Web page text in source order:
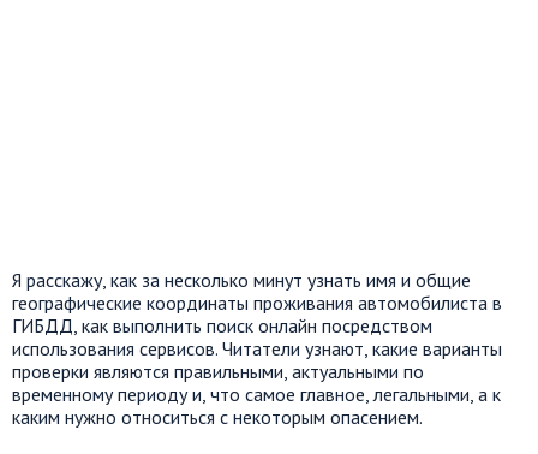
Я расскажу, как за несколько минут узнать имя и общие
географические координаты проживания автомобилиста в
ГИБДД, как выполнить поиск онлайн посредством
использования сервисов. Читатели узнают, какие варианты
проверки являются правильными, актуальными по
временному периоду и, что самое главное, легальными, а к
каким нужно относиться с некоторым опасением.